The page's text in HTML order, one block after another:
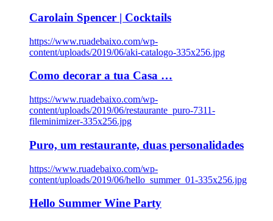
Carolain Spencer | Cocktails
https://www.ruadebaixo.com/wp-
content/uploads/2019/06/aki-catalogo-335x256.jpg
Como decorar a tua Casa …
https://www.ruadebaixo.com/wp-
content/uploads/2019/06/restaurante_puro-7311-
fileminimizer-335x256.jpg
Puro, um restaurante, duas personalidades
https://www.ruadebaixo.com/wp-
content/uploads/2019/06/hello_summer_01-335x256.jpg
Hello Summer Wine Party